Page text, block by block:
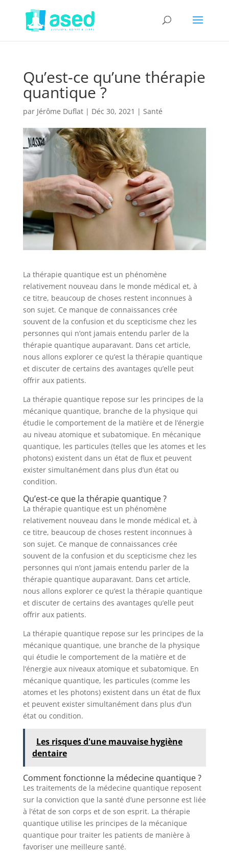
Qu’est-ce qu’une thérapie
quantique ?
par Jérôme Duflat| Déc 30, 2021 | Santé
La thérapie quantique est un phénomène
relativement nouveau dans le monde médical et, à
ce titre, beaucoup de choses restent inconnues à
son sujet. Ce manque de connaissances crée
souvent de la confusion et du scepticisme chez les
personnes qui n’ont jamais entendu parler de la
thérapie quantique auparavant. Dans cet article,
nous allons explorer ce qu’est la thérapie quantique
et discuter de certains des avantages qu’elle peut
offrir aux patients.
La thérapie quantique repose sur les principes de la
mécanique quantique, branche de la physique qui
étudie le comportement de la matière et de l’énergie
au niveau atomique et subatomique. En mécanique
quantique, les particules (telles que les atomes et les
photons) existent dans un état de flux et peuvent
exister simultanément dans plus d’un état ou
condition.
Qu’est-ce que la thérapie quantique ?
La thérapie quantique est un phénomène
relativement nouveau dans le monde médical et, à
ce titre, beaucoup de choses restent inconnues à
son sujet. Ce manque de connaissances crée
souvent de la confusion et du scepticisme chez les
personnes qui n’ont jamais entendu parler de la
thérapie quantique auparavant. Dans cet article,
nous allons explorer ce qu’est la thérapie quantique
et discuter de certains des avantages qu’elle peut
offrir aux patients.
La thérapie quantique repose sur les principes de la
mécanique quantique, une branche de la physique
qui étudie le comportement de la matière et de
l’énergie aux niveaux atomique et subatomique. En
mécanique quantique, les particules (comme les
atomes et les photons) existent dans un état de flux
et peuvent exister simultanément dans plus d’un
état ou condition.
Les risques d'une mauvaise hygiène
dentaire
Comment fonctionne la médecine quantique ?
Les traitements de la médecine quantique reposent
sur la conviction que la santé d’une personne est liée
à l’état de son corps et de son esprit. La thérapie
quantique utilise les principes de la mécanique
quantique pour traiter les patients de manière à
favoriser une meilleure santé.